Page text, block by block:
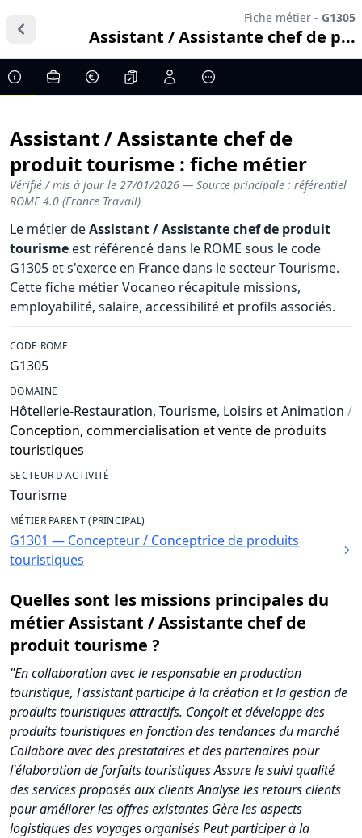
Fiche métier - G1305
Assistant / Assistante chef de p...
Assistant / Assistante chef de
produit tourisme : fiche métier
Vérifié / mis à jour le 27/01/2026 — Source principale : référentiel
ROME 4.0 (France Travail)
Le métier deAssistant / Assistante chef de produit
tourisme est référencé dans le ROME sous le code
G1305 et s'exerce en France dans le secteur Tourisme.
Cette fiche métier Vocaneo récapitule missions,
employabilité, salaire, accessibilité et profils associés.
CODE ROME
G1305
DOMAINE
Hôtellerie-Restauration, Tourisme, Loisirs et Animation /
Conception, commercialisation et vente de produits
touristiques
SECTEUR D'ACTIVITÉ
Tourisme
MÉTIER PARENT (PRINCIPAL)
G1301 — Concepteur / Conceptrice de produits
touristiques
Quelles sont les missions principales du
métier Assistant / Assistante chef de
produit tourisme ?
"En collaboration avec le responsable en production
touristique, l'assistant participe à la création et la gestion de
produits touristiques attractifs. Conçoit et développe des
produits touristiques en fonction des tendances du marché
Collabore avec des prestataires et des partenaires pour
l'élaboration de forfaits touristiques Assure le suivi qualité
des services proposés aux clients Analyse les retours clients
pour améliorer les offres existantes Gère les aspects
logistiques des voyages organisés Peut participer à la